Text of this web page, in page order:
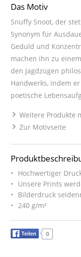
Das Motiv
Snuffy Snoot, der
Synonym für
Geduld und
machen ihn zu
den Jagdzügen
Handwerks, indem
poetische
Weitere Produkte
Zur Motivseite
Hochwertiger
Unsere Prints
Bilderdruck
240 g/m²
Teilen 0